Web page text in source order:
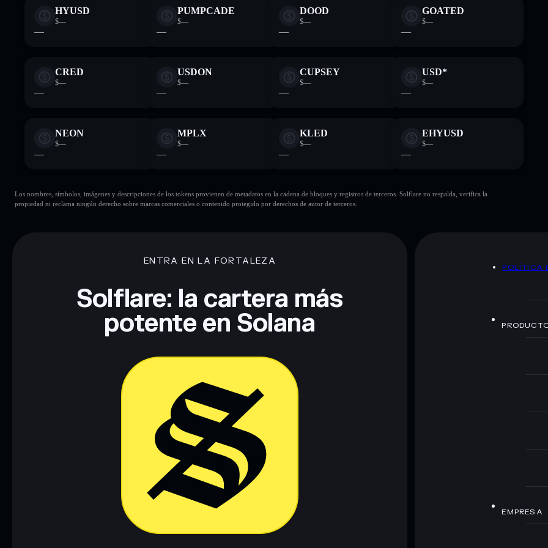
HYUSD
$—
—
PUMPCADE
$—
—
DOOD
$—
—
GOATED
$—
—
CRED
$—
—
USDON
$—
—
CUPSEY
$—
—
USD*
$—
—
NEON
$—
—
MPLX
$—
—
KLED
$—
—
EHYUSD
$—
—
Los nombres, símbolos, imágenes y descripciones de los tokens provienen de metadatos en la cadena de bloques y registros de terceros. Solflare no respalda, verifica la
propiedad ni reclama ningún derecho sobre marcas comerciales o contenido protegido por derechos de autor de terceros.
ENTRA EN LA FORTALEZA
Solflare: la cartera más
potente en Solana
POLÍTICA
EMPRESA